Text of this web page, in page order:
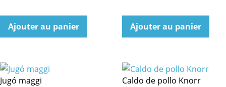
Ajouter au panier Ajouter au panier
Jugó maggi
Caldo de pollo Knorr